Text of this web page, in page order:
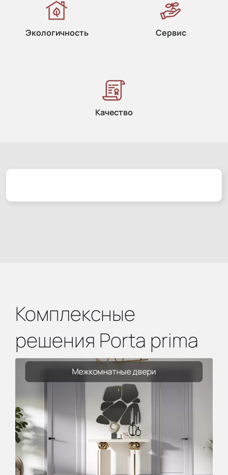
Экологичность Сервис
Качество
Комплексные
решения Porta prima
Межкомнатные двери